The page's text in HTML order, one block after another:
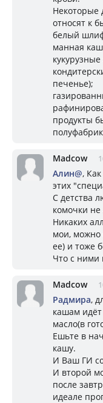
Некоторые
относят к
белый
манная
печенье);
продукты
Madcow
Алин@,
этих
С детства
комочки
Никаких
мои, можно
ее) и тоже
Что с ними
Madcow
Радмира,
кашам
масло(в
Ешьте в
кашу.
И Ваш ГИ
И второй
после
идеале